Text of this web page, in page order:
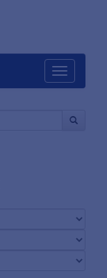
Navigation